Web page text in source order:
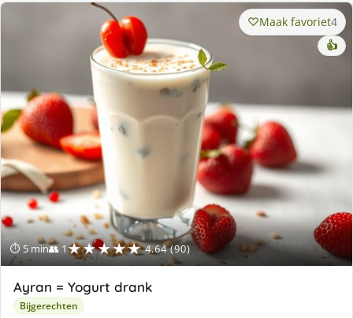
⏱ 5 min👥 1★★★★★ 4.64 (90)
Maak favoriet4
👍
Ayran = Yogurt drank
Bijgerechten